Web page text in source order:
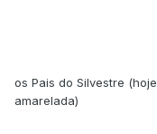
os Pais do Silvestre
amarelada)